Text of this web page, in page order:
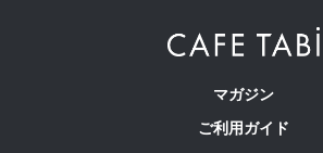
マガジン
ご利用ガイド